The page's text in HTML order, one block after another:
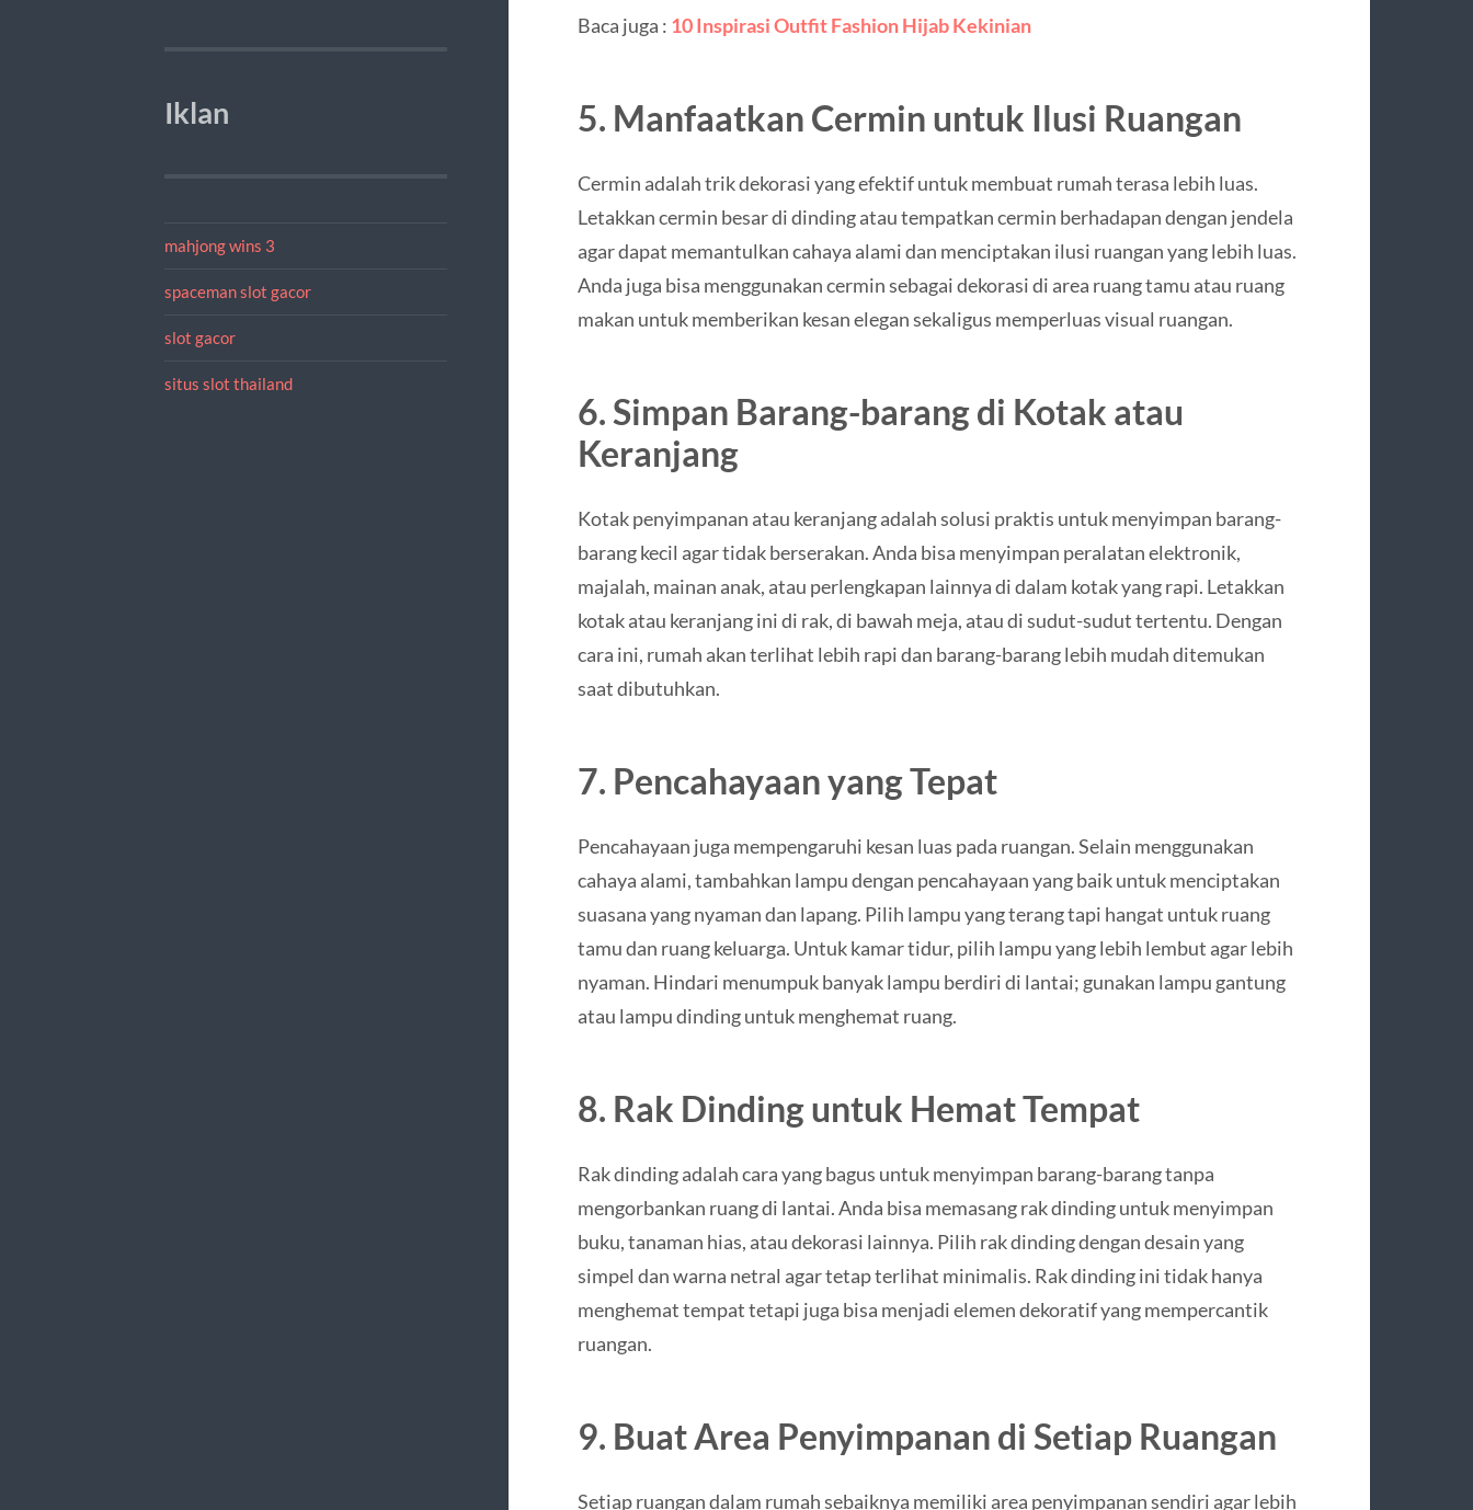
Iklan
mahjong wins 3
spaceman slot gacor
slot gacor
situs slot thailand
Baca juga : 10 Inspirasi Outfit Fashion Hijab Kekinian
5. Manfaatkan Cermin untuk Ilusi Ruangan
Cermin adalah trik dekorasi yang efektif untuk membuat rumah terasa lebih luas.
Letakkan cermin besar di dinding atau tempatkan cermin berhadapan dengan jendela
agar dapat memantulkan cahaya alami dan menciptakan ilusi ruangan yang lebih luas.
Anda juga bisa menggunakan cermin sebagai dekorasi di area ruang tamu atau ruang
makan untuk memberikan kesan elegan sekaligus memperluas visual ruangan.
6. Simpan Barang-barang di Kotak atau
Keranjang
Kotak penyimpanan atau keranjang adalah solusi praktis untuk menyimpan barang-
barang kecil agar tidak berserakan. Anda bisa menyimpan peralatan elektronik,
majalah, mainan anak, atau perlengkapan lainnya di dalam kotak yang rapi. Letakkan
kotak atau keranjang ini di rak, di bawah meja, atau di sudut-sudut tertentu. Dengan
cara ini, rumah akan terlihat lebih rapi dan barang-barang lebih mudah ditemukan
saat dibutuhkan.
7. Pencahayaan yang Tepat
Pencahayaan juga mempengaruhi kesan luas pada ruangan. Selain menggunakan
cahaya alami, tambahkan lampu dengan pencahayaan yang baik untuk menciptakan
suasana yang nyaman dan lapang. Pilih lampu yang terang tapi hangat untuk ruang
tamu dan ruang keluarga. Untuk kamar tidur, pilih lampu yang lebih lembut agar lebih
nyaman. Hindari menumpuk banyak lampu berdiri di lantai; gunakan lampu gantung
atau lampu dinding untuk menghemat ruang.
8. Rak Dinding untuk Hemat Tempat
Rak dinding adalah cara yang bagus untuk menyimpan barang-barang tanpa
mengorbankan ruang di lantai. Anda bisa memasang rak dinding untuk menyimpan
buku, tanaman hias, atau dekorasi lainnya. Pilih rak dinding dengan desain yang
simpel dan warna netral agar tetap terlihat minimalis. Rak dinding ini tidak hanya
menghemat tempat tetapi juga bisa menjadi elemen dekoratif yang mempercantik
ruangan.
9. Buat Area Penyimpanan di Setiap Ruangan
Setiap ruangan dalam rumah sebaiknya memiliki area penyimpanan sendiri agar lebih